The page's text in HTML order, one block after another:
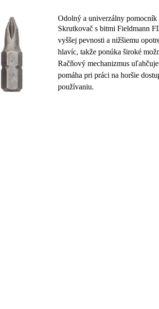
Odolný a univerzálny pomocník
Skrutkovač s bitmi Fieldmann
vyššej pevnosti a nižšiemu
hlavíc, takže ponúka široké
Račňový mechanizmus uľahčuje
pomáha pri práci na horšie
používaniu.